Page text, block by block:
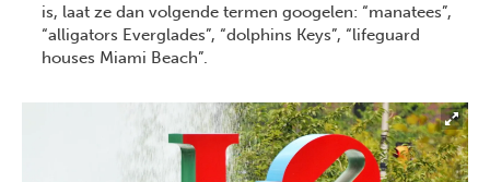
is, laat ze dan volgende termen googelen: “manatees”,
“alligators Everglades”, “dolphins Keys”, “lifeguard
houses Miami Beach”.